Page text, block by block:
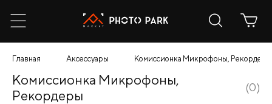
Главная Аксессуары Комиссионка Микрофоны, Рекордеры
Комиссионка Микрофоны,
Рекордеры
(0)